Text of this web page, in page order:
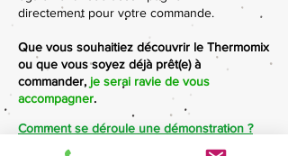
directement pour votre commande.
Que vous souhaitiez découvrir le Thermomix
ou que vous soyez déjà prêt(e) à
commander, je serai ravie de vous
accompagner.
Comment se déroule une démonstration ?